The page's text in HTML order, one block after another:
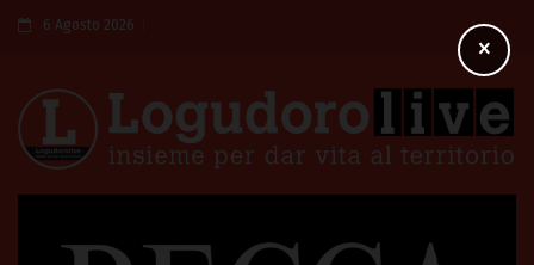
6 Agosto 2026
×